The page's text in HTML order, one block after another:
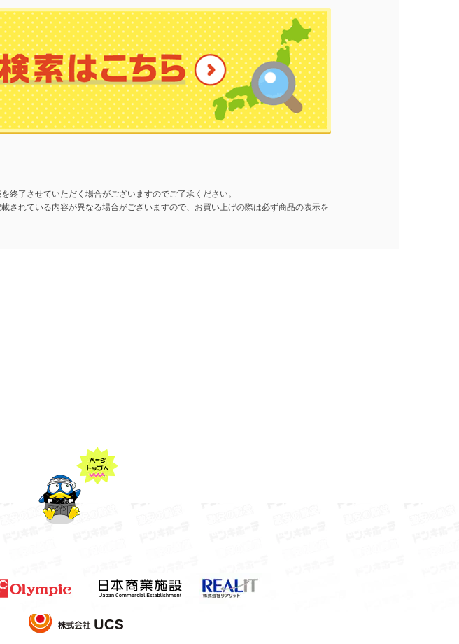
終了させていただく場合がございますのでご了承ください。
されている内容が異なる場合がございますので、お買い上げの際は必ず商品の表示を